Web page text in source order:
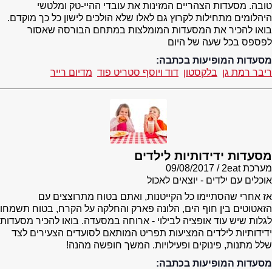
טובה. מסעדות הצהריים המזינות את עובדי ההיי-טק ומלטשי
היהלומים מתחילות לקרוץ גם לאלו שלא הולכים לישון כל כך מוקדם.
בואו להכיר את המסעדות המומלצות במתחם הבורסה שאסור
לפספס בכל שעה של היום
מסעדות המופיעות בכתבה:
ריבר רמת גן בלקסטון דוד ויוסף סטריט פוד מדיום רייר
מסעדות ידידותיות לילדים
מערכת 2eat
09/08/2017
אוכלים עם ילדים - יוצאים לאכול
אז אחרי שהסתיימו כל הקייטנות, ואתם בטוח מתרוצצים עם
הזאטוטים בין חוף הים, הלונה פארק והחלקה על הקרח, בטוח תשמחו
לגלות שיש עוד אופציה לבילוי - ארוחה במסעדה. בואו להכיר מסעדות
ידידותיות לילדים המציעות תפריט המותאם לסועדים הצעירים לצד
שלל מתנות, פינוקים ופעילויות. המשך חופשה מהנה!
מסעדות המופיעות בכתבה: